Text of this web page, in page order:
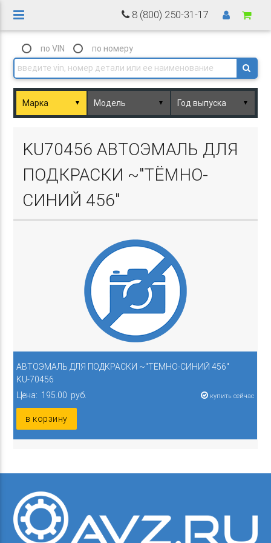
8 (800) 250-31-17
по VIN по номеру
▼ ▼ ▼
KU70456 АВТОЭМАЛЬ ДЛЯ
ПОДКРАСКИ ~"ТЁМНО-
СИНИЙ 456"
АВТОЭМАЛЬ ДЛЯ ПОДКРАСКИ ~"ТЁМНО-СИНИЙ 456"
KU-70456
Цена: 195.00 руб.
купить сейчас
в корзину